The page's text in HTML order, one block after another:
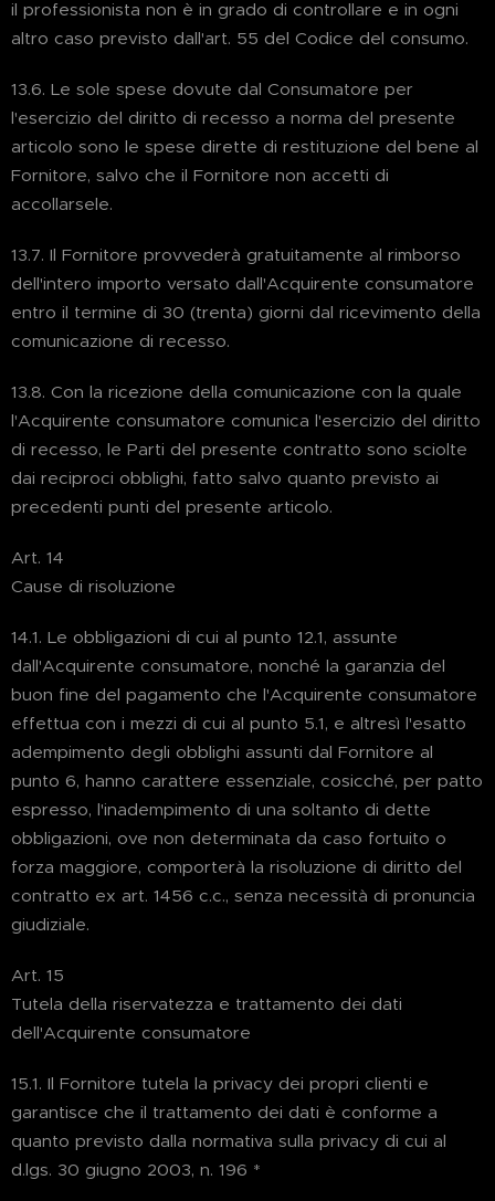
il professionista non è in grado di controllare e in ogni
altro caso previsto dall'art. 55 del Codice del consumo.
13.6. Le sole spese dovute dal Consumatore per
l'esercizio del diritto di recesso a norma del presente
articolo sono le spese dirette di restituzione del bene al
Fornitore, salvo che il Fornitore non accetti di
accollarsele.
13.7. Il Fornitore provvederà gratuitamente al rimborso
dell'intero importo versato dall'Acquirente consumatore
entro il termine di 30 (trenta) giorni dal ricevimento della
comunicazione di recesso.
13.8. Con la ricezione della comunicazione con la quale
l'Acquirente consumatore comunica l'esercizio del diritto
di recesso, le Parti del presente contratto sono sciolte
dai reciproci obblighi, fatto salvo quanto previsto ai
precedenti punti del presente articolo.
Art. 14
Cause di risoluzione
14.1. Le obbligazioni di cui al punto 12.1, assunte
dall'Acquirente consumatore, nonché la garanzia del
buon fine del pagamento che l'Acquirente consumatore
effettua con i mezzi di cui al punto 5.1, e altresì l'esatto
adempimento degli obblighi assunti dal Fornitore al
punto 6, hanno carattere essenziale, cosicché, per patto
espresso, l'inadempimento di una soltanto di dette
obbligazioni, ove non determinata da caso fortuito o
forza maggiore, comporterà la risoluzione di diritto del
contratto ex art. 1456 c.c., senza necessità di pronuncia
giudiziale.
Art. 15
Tutela della riservatezza e trattamento dei dati
dell'Acquirente consumatore
15.1. Il Fornitore tutela la privacy dei propri clienti e
garantisce che il trattamento dei dati è conforme a
quanto previsto dalla normativa sulla privacy di cui al
d.lgs. 30 giugno 2003, n. 196 *